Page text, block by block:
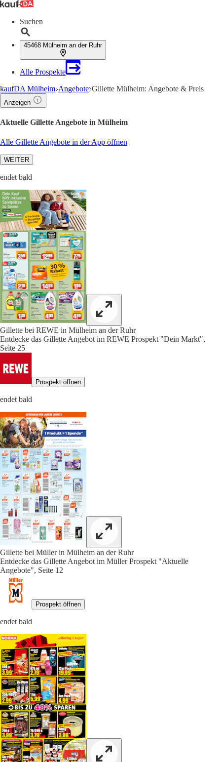
Suchen
45468 Mülheim an der Ruhr
Alle Prospekte
kaufDA Mülheim Angebote Gillette Mülheim: Angebote & Preis
Anzeigen
Aktuelle Gillette Angebote in Mülheim
Alle Gillette Angebote in der App öffnen
WEITER
endet bald
Gillette bei REWE in Mülheim an der Ruhr
Entdecke das Gillette Angebot im REWE Prospekt "Dein Markt",
Seite 25
Prospekt öffnen
endet bald
Gillette bei Müller in Mülheim an der Ruhr
Entdecke das Gillette Angebot im Müller Prospekt "Aktuelle
Angebote", Seite 12
Prospekt öffnen
endet bald